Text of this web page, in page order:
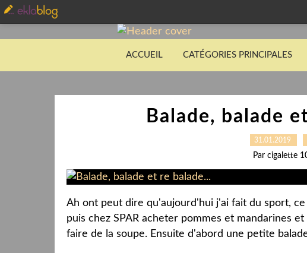
ACCUEIL CATÉGORIES PRINCIPALES
Balade, balade
31.01.2019
Par cigalette
Ah ont peut dire qu'aujourd'hui j'ai fait du sport,
puis chez SPAR acheter pommes et mandarines
faire de la soupe. Ensuite d'abord une petite